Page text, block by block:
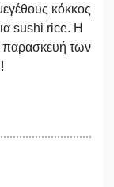
κόκκος
sushi rice. Η
παρασκευή των